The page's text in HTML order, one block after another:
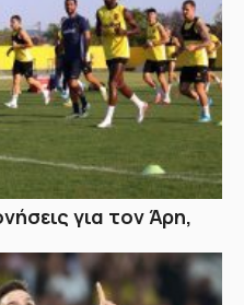
για τον Άρη,